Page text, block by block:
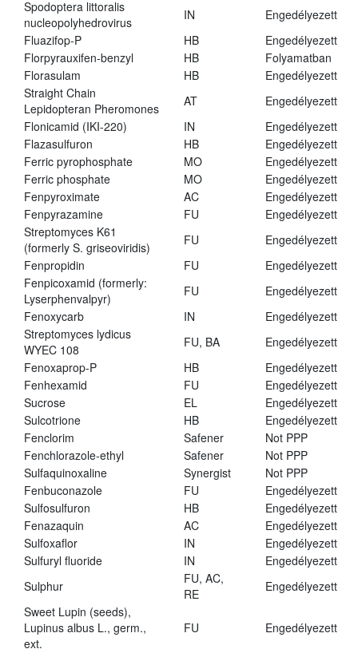
Spodoptera littoralis
nucleopolyhedrovirus
IN
Engedélyezett
Fluazifop-P
HB
Engedélyezett
Florpyrauxifen-benzyl
HB
Folyamatban
Florasulam
HB
Engedélyezett
Straight Chain
Lepidopteran Pheromones
AT
Engedélyezett
Flonicamid (IKI-220)
IN
Engedélyezett
Flazasulfuron
HB
Engedélyezett
Ferric pyrophosphate
MO
Engedélyezett
Ferric phosphate
MO
Engedélyezett
Fenpyroximate
AC
Engedélyezett
Fenpyrazamine
FU
Engedélyezett
Streptomyces K61
(formerly S. griseoviridis)
FU
Engedélyezett
Fenpropidin
FU
Engedélyezett
Fenpicoxamid (formerly:
Lyserphenvalpyr)
FU
Engedélyezett
Fenoxycarb
IN
Engedélyezett
Streptomyces lydicus
WYEC 108
FU, BA
Engedélyezett
Fenoxaprop-P
HB
Engedélyezett
Fenhexamid
FU
Engedélyezett
Sucrose
EL
Engedélyezett
Sulcotrione
HB
Engedélyezett
Fenclorim
Safener
Not PPP
Fenchlorazole-ethyl
Safener
Not PPP
Sulfaquinoxaline
Synergist
Not PPP
Fenbuconazole
FU
Engedélyezett
Sulfosulfuron
HB
Engedélyezett
Fenazaquin
AC
Engedélyezett
Sulfoxaflor
IN
Engedélyezett
Sulfuryl fluoride
IN
Engedélyezett
Sulphur
FU, AC,
RE
Engedélyezett
Sweet Lupin (seeds),
Lupinus albus L., germ.,
ext.
FU Engedélyezett